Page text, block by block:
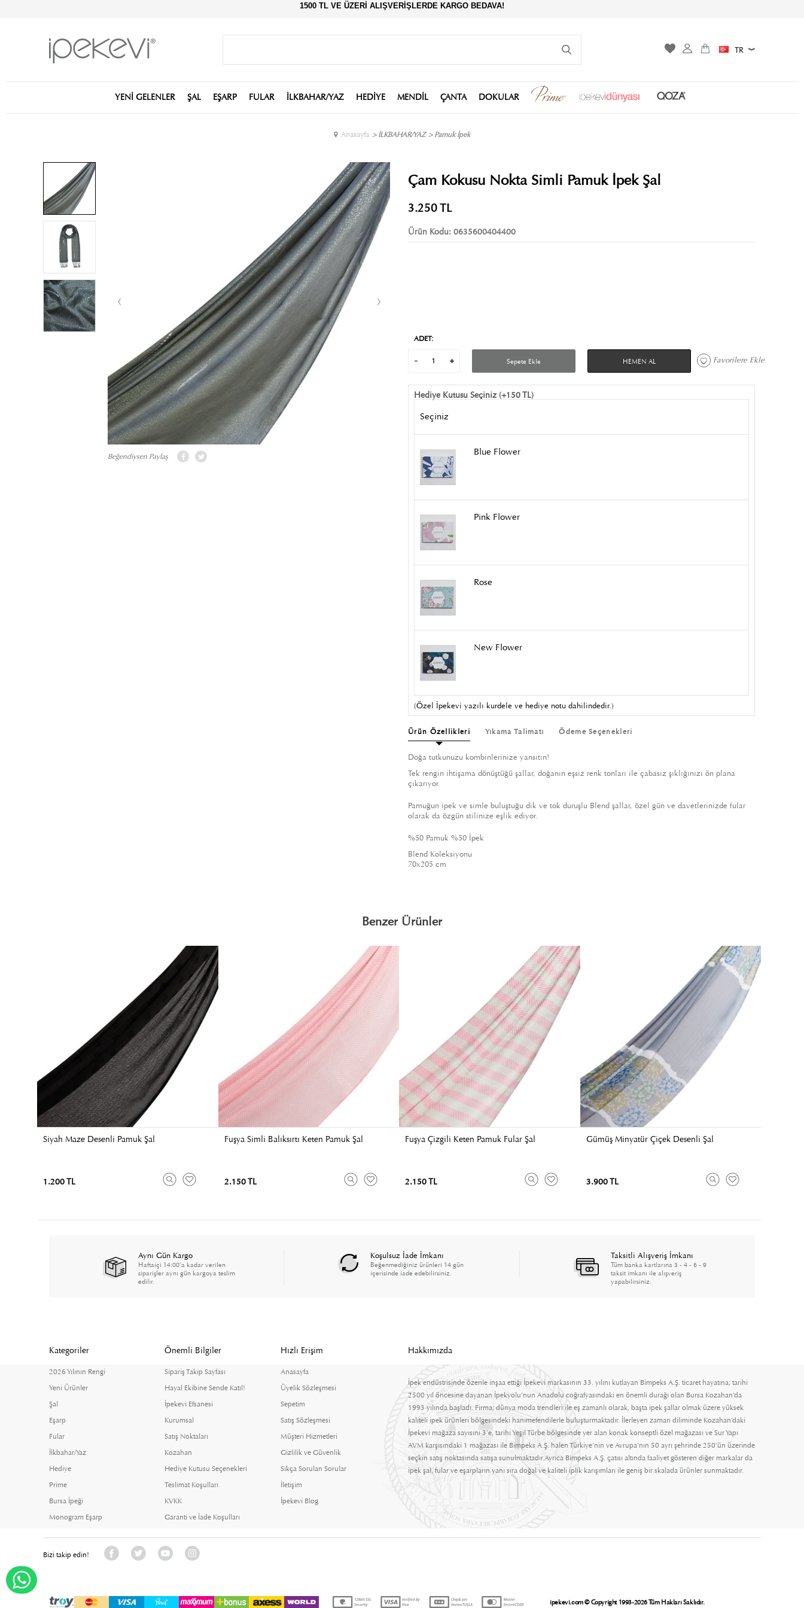
1500 TL VE ÜZERİ ALIŞVERİŞLERDE KARGO BEDAVA!
TR
YENİ GELENLER ŞAL EŞARP FULAR İLKBAHAR/YAZ HEDİYE MENDİL ÇANTA DOKULAR
Anasayfa >İLKBAHAR/YAZ >Pamuk İpek
Beğendiysen Paylaş
Çam Kokusu Nokta Simli Pamuk İpek Şal
3.250TL
Ürün Kodu: 0635600404400
ADET:
Sepete Ekle HEMEN AL Favorilere Ekle
Hediye Kutusu Seçiniz (+150 TL)
Seçiniz
Blue Flower
Pink Flower
Rose
New Flower
(Özel İpekevi yazılı kurdele ve hediye notu dahilindedir.)
Ürün Özellikleri Yıkama Talimatı Ödeme Seçenekleri
Doğa tutkunuzu kombinlerinize yansıtın!
Tek rengin ihtişama dönüştüğü şallar, doğanın eşsiz renk tonları ile çabasız şıklığınızı ön plana
çıkarıyor.
Pamuğun ipek ve simle buluştuğu dik ve tok duruşlu Blend şallar, özel gün ve davetlerinizde fular
olarak da özgün stilinize eşlik ediyor.
%50 Pamuk %50 İpek
Blend Koleksiyonu
70x205 cm
Benzer Ürünler
Siyah Maze Desenli Pamuk Şal
1.200 TL
Fuşya Simli Balıksırtı Keten Pamuk Şal
2.150 TL
Fuşya Çizgili Keten Pamuk Fular Şal
2.150 TL
Gümüş Minyatür Çiçek Desenli Şal
3.900 TL
Aynı Gün Kargo
Haftaiçi 14:00'a kadar verilen
siparişler aynı gün kargoya teslim
edilir.
Koşulsuz İade İmkanı
Beğenmediğiniz ürünleri 14 gün
içerisinde iade edebilirsiniz.
Taksitli Alışveriş İmkanı
Tüm banka kartlarına 3 - 4 - 6 - 9
taksit imkanı ile alışveriş
yapabilirsiniz.
Kategoriler
2026 Yılının Rengi
Yeni Ürünler
Şal
Eşarp
Fular
İlkbahar/Yaz
Hediye
Prime
Bursa İpeği
Monogram Eşarp
Önemli Bilgiler
Sipariş Takip Sayfası
Hayal Ekibine Sende Katıl!
İpekevi Efsanesi
Kurumsal
Satış Noktaları
Kozahan
Hediye Kutusu Seçenekleri
Teslimat Koşulları
KVKK
Garanti ve İade Koşulları
Hızlı Erişim
Anasayfa
Üyelik Sözleşmesi
Sepetim
Satış Sözleşmesi
Müşteri Hizmetleri
Gizlilik ve Güvenlik
Sıkça Sorulan Sorular
İletişim
İpekevi Blog
Hakkımızda
İpek endüstrisinde özenle inşaa ettiği İpekevi markasının 33. yılını kutlayan Bimpeks A.Ş. ticaret hayatına; tarihi
2500 yıl öncesine dayanan İpekyolu’nun Anadolu coğrafyasındaki en önemli durağı olan Bursa Kozahan’da
1993 yılında başladı. Firma; dünya moda trendleri ile eş zamanlı olarak, başta ipek şallar olmak üzere yüksek
kaliteli ipek ürünleri bölgesindeki hanımefendilerle buluşturmaktadır. İlerleyen zaman diliminde Kozahan’daki
İpekevi mağaza sayısını 3’e, tarihi Yeşil Türbe bölgesinde yer alan konak konseptli özel mağazası ve Sur Yapı
AVM karşısındaki 1 mağazası ile Bimpeks A.Ş. halen Türkiye’nin ve Avrupa’nın 50 ayrı şehrinde 250’ün üzerinde
seçkin satış noktasında satışa sunulmaktadır.Ayrıca Bimpeks A.Ş. çatısı altında faaliyet gösteren diğer markalar da
ipek şal, fular ve eşarpların yanı sıra doğal ve kaliteli iplik karışımları ile geniş bir skalada ürünler sunmaktadır.
Bizi takip edin!
ipekevi.com © Copyright 1993-2026 Tüm Hakları Saklıdır.